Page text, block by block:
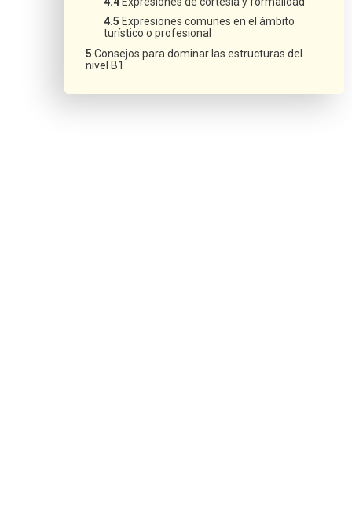
Expresiones comunes en el ámbito
turístico o profesional
Consejos para dominar las estructuras del
nivel B1